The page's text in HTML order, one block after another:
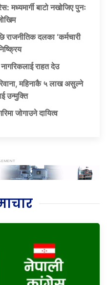
मध्यमार्गी बाटो नखोजिए पुनः
राजनीतिक दलका ‘कर्मचारी
राहत देउ
महिनाकै ५ लाख असुल्ने
उन्मुक्ति
जोगाउने दायित्व